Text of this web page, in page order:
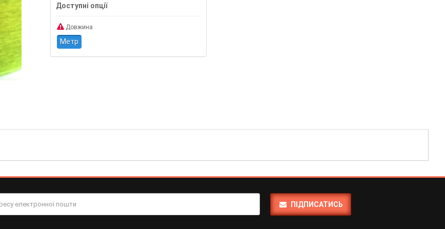
Доступні опції
Довжина
Метр
ПІДПИСАТИСЬ